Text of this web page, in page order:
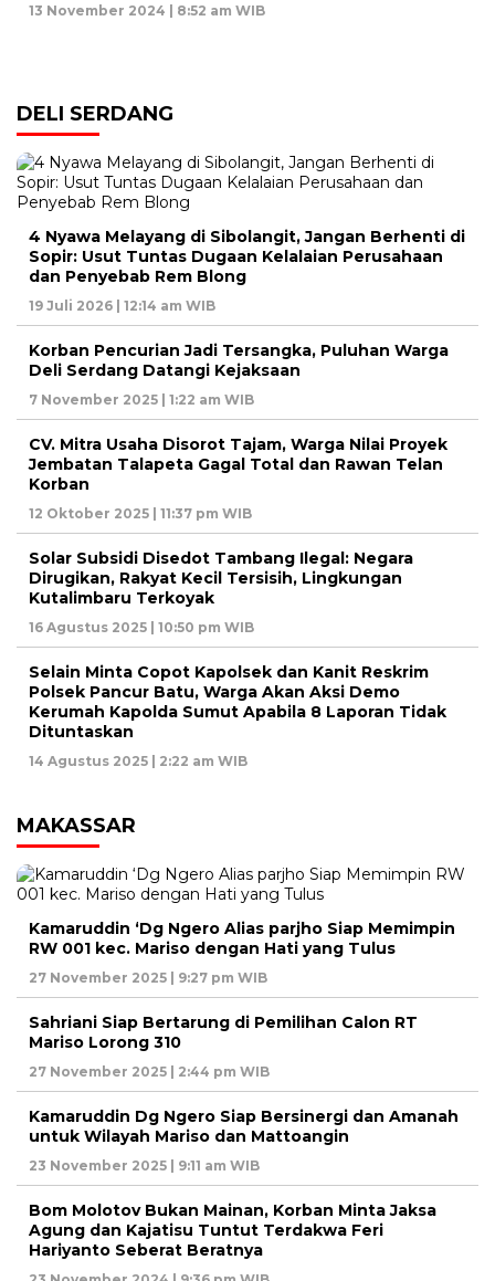
13 November 2024 | 8:52 am WIB
DELI SERDANG
4 Nyawa Melayang di Sibolangit, Jangan Berhenti di
Sopir: Usut Tuntas Dugaan Kelalaian Perusahaan
dan Penyebab Rem Blong
19 Juli 2026 | 12:14 am WIB
Korban Pencurian Jadi Tersangka, Puluhan Warga
Deli Serdang Datangi Kejaksaan
7 November 2025 | 1:22 am WIB
CV. Mitra Usaha Disorot Tajam, Warga Nilai Proyek
Jembatan Talapeta Gagal Total dan Rawan Telan
Korban
12 Oktober 2025 | 11:37 pm WIB
Solar Subsidi Disedot Tambang Ilegal: Negara
Dirugikan, Rakyat Kecil Tersisih, Lingkungan
Kutalimbaru Terkoyak
16 Agustus 2025 | 10:50 pm WIB
Selain Minta Copot Kapolsek dan Kanit Reskrim
Polsek Pancur Batu, Warga Akan Aksi Demo
Kerumah Kapolda Sumut Apabila 8 Laporan Tidak
Dituntaskan
14 Agustus 2025 | 2:22 am WIB
MAKASSAR
Kamaruddin ‘Dg Ngero Alias parjho Siap Memimpin
RW 001 kec. Mariso dengan Hati yang Tulus
27 November 2025 | 9:27 pm WIB
Sahriani Siap Bertarung di Pemilihan Calon RT
Mariso Lorong 310
27 November 2025 | 2:44 pm WIB
Kamaruddin Dg Ngero Siap Bersinergi dan Amanah
untuk Wilayah Mariso dan Mattoangin
23 November 2025 | 9:11 am WIB
Bom Molotov Bukan Mainan, Korban Minta Jaksa
Agung dan Kajatisu Tuntut Terdakwa Feri
Hariyanto Seberat Beratnya